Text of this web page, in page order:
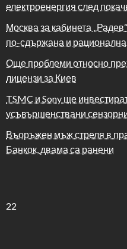
електроенергия след
Москва за кабинета
по-сдържана и рационална
Още проблеми относно
лицензи за Киев
TSMC и Sony ще
усъвършенствани
Въоръжен мъж стреля в
Банкок, двама са ранени
22